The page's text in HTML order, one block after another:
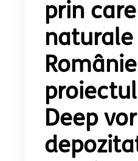
prin
naturale
Deep